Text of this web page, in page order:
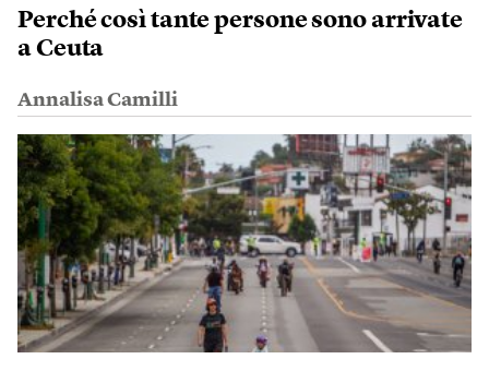
Perché così tante persone sono arrivate
a Ceuta
Annalisa Camilli